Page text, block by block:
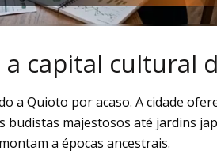
capital cultural
a Quioto por acaso. A cidade
budistas majestosos até jardins
a épocas ancestrais.